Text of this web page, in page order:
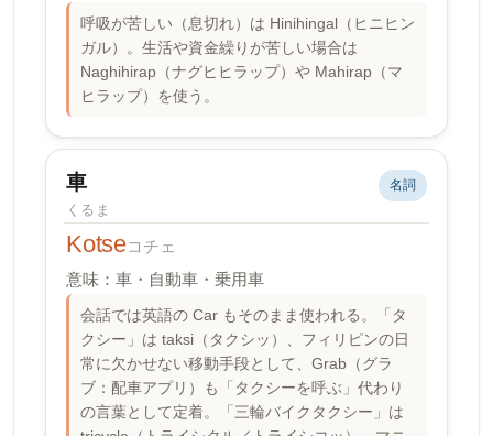
呼吸が苦しい（息切れ）は Hinihingal（ヒニヒン
ガル）。生活や資金繰りが苦しい場合は
Naghihirap（ナグヒヒラップ）や Mahirap（マ
ヒラップ）を使う。
車
くるま
名詞
Kotseコチェ
意味：車・自動車・乗用車
会話では英語の Car もそのまま使われる。「タ
クシー」は taksi（タクシッ）、フィリピンの日
常に欠かせない移動手段として、Grab（グラ
ブ：配車アプリ）も「タクシーを呼ぶ」代わり
の言葉として定着。「三輪バイクタクシー」は